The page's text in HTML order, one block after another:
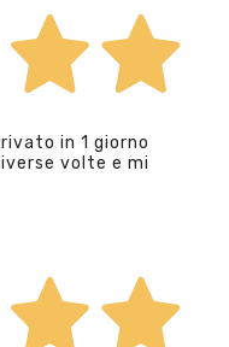
in 1 giorno
volte e mi